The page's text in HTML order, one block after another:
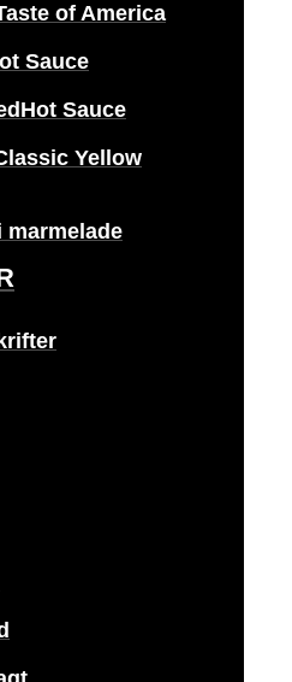
of America
Sauce
Sauce
Yellow
marmelade